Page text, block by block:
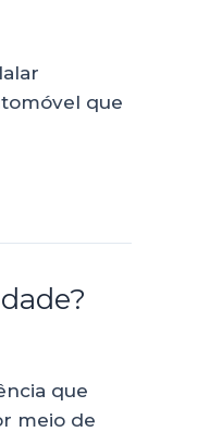
que
que
meio de